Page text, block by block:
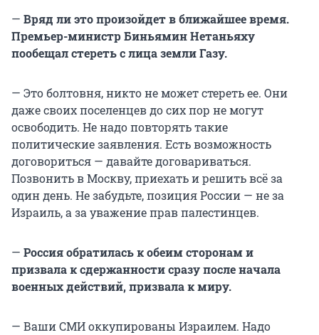
— Вряд ли это произойдет в ближайшее время.
Премьер-министр Биньямин Нетаньяху
пообещал стереть с лица земли Газу.
— Это болтовня, никто не может стереть ее. Они
даже своих поселенцев до сих пор не могут
освободить. Не надо повторять такие
политические заявления. Есть возможность
договориться — давайте договариваться.
Позвонить в Москву, приехать и решить всё за
один день. Не забудьте, позиция России — не за
Израиль, а за уважение прав палестинцев.
— Россия обратилась к обеим сторонам и
призвала к сдержанности сразу после начала
военных действий, призвала к миру.
— Ваши СМИ оккупированы Израилем. Надо